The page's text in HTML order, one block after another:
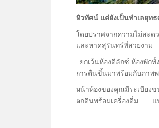
ทิวทัศน์ แต่ยังเป็นทำเลยุท
โดยปราศจากความไม่สะ
และหาดสุรินทร์ที่สวยงาม
ยกเว้นห้องดีลักซ์ ห้องพัก
การตื่นขึ้นมาพร้อมกับภาพ
หน้าห้องของคุณมีระเบียงข
ตกดินพร้อมเครื่องดื่ม แน่